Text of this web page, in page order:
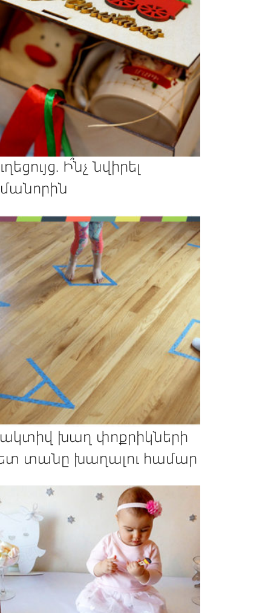
Ի՞նչ նվիրել
ակտիվ խաղ փոքրիկների
տանը խաղալու համար